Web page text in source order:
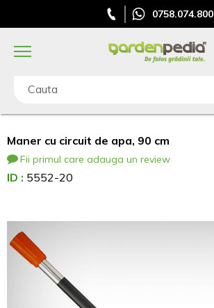
0758.074.800
Cauta
Maner cu circuit de apa, 90 cm
Fii primul care adauga un review
ID : 5552-20